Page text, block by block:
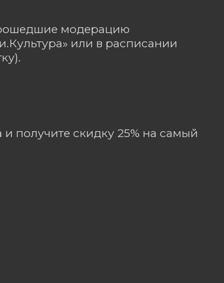
модерацию
или в расписании
получите скидку 25% на самый